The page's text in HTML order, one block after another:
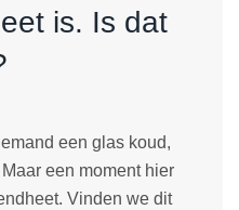
is. Is dat
een glas koud,
een moment hier
Vinden we dit